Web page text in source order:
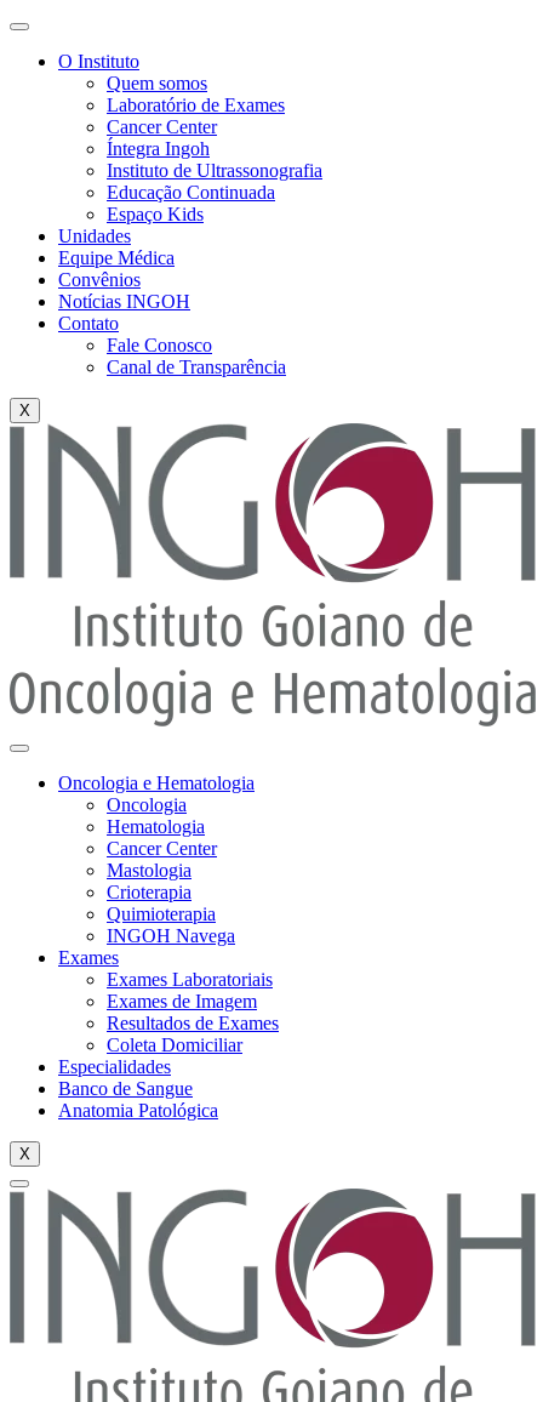
O Instituto
Quem somos
Laboratório de Exames
Cancer Center
Íntegra Ingoh
Instituto de Ultrassonografia
Educação Continuada
Espaço Kids
Unidades
Equipe Médica
Convênios
Notícias INGOH
Contato
Fale Conosco
Canal de Transparência
X
Oncologia e Hematologia
Oncologia
Hematologia
Cancer Center
Mastologia
Crioterapia
Quimioterapia
INGOH Navega
Exames
Exames Laboratoriais
Exames de Imagem
Resultados de Exames
Coleta Domiciliar
Especialidades
Banco de Sangue
Anatomia Patológica
X